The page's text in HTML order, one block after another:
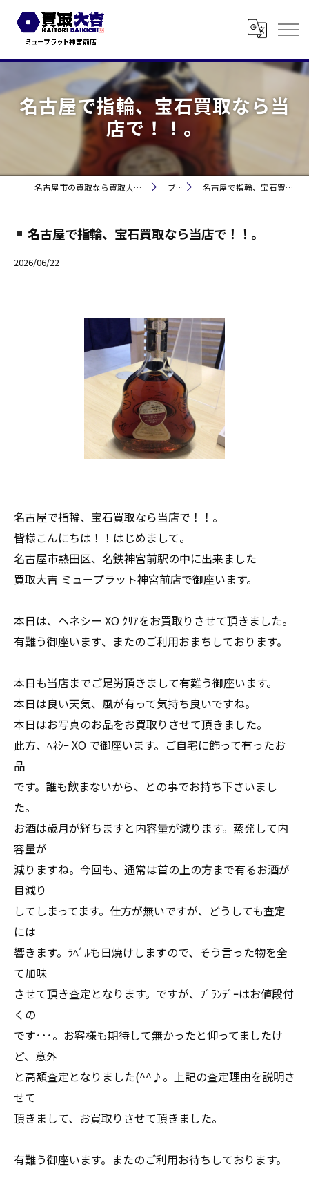
名古屋で指輪、宝石買取なら当
店で！！。
名古屋市の買取なら買取大吉 ミュープラット神宮前 ブログ 名古屋で指輪、宝石買取なら当店で！！。
名古屋で指輪、宝石買取なら当店で！！。
2026/06/22
名古屋で指輪、宝石買取なら当店で！！。
皆様こんにちは！！はじめまして。
名古屋市熱田区、名鉄神宮前駅の中に出来ました
買取大吉 ミュープラット神宮前店で御座います。
本日は、ヘネシー XO ｸﾘｱをお買取りさせて頂きました。
有難う御座います、またのご利用おまちしております。
本日も当店までご足労頂きまして有難う御座います。
本日は良い天気、風が有って気持ち良いですね。
本日はお写真のお品をお買取りさせて頂きました。
此方、ﾍﾈｼｰ XO で御座います。ご自宅に飾って有ったお
品
です。誰も飲まないから、との事でお持ち下さいまし
た。
お酒は歳月が経ちますと内容量が減ります。蒸発して内
容量が
減りますね。今回も、通常は首の上の方まで有るお酒が
目減り
してしまってます。仕方が無いですが、どうしても査定
には
響きます。ﾗﾍﾞﾙも日焼けしますので、そう言った物を全
て加味
させて頂き査定となります。ですが、ﾌﾞﾗﾝﾃﾞｰはお値段付
くの
です･･･。お客様も期待して無かったと仰ってましたけ
ど、意外
と高額査定となりました(^^♪。上記の査定理由を説明さ
せて
頂きまして、お買取りさせて頂きました。
有難う御座います。またのご利用お待ちしております。